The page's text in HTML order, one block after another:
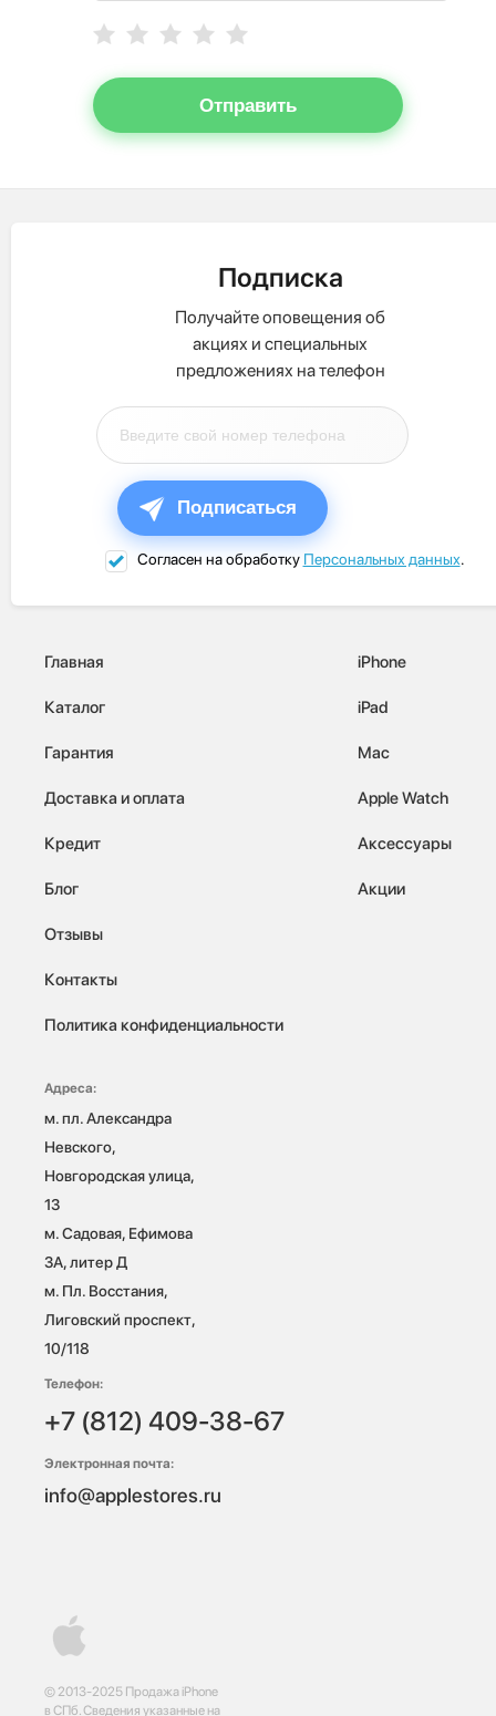
Отправить
Подписка
Получайте оповещения об
акциях и специальных
предложениях на телефон
Подписаться
Согласен на обработку Персональных данных.
© 2013-2025 Продажа iPhone
в СПб. Сведения указанные на
Главная
Каталог
Гарантия
Доставка и оплата
Кредит
Блог
Отзывы
Контакты
Политика конфиденциальности
iPhone
iPad
Mac
Apple Watch
Аксессуары
Акции
Адреса:
м. пл. Александра
Невского,
Новгородская улица,
13
м. Садовая, Ефимова
3А, литер Д
м. Пл. Восстания,
Лиговский проспект,
10/118
Телефон:
+7 (812) 409-38-67
Электронная почта:
info@applestores.ru